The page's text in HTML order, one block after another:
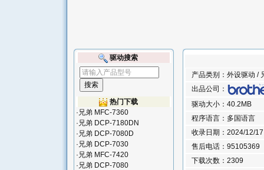
产品类别：外设驱动 /
出品公司：
驱动大小：40.2MB
程序语言：多国语言
收录日期：2024/12/
售后电话：95105369
下载次数：2309
驱动搜索
热门下载
· 兄弟 MFC-7360
· 兄弟 DCP-7180DN
· 兄弟 DCP-7080D
· 兄弟 DCP-7030
· 兄弟 MFC-7420
· 兄弟 DCP-7080